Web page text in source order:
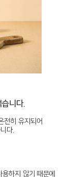
니다.
전히 유지되어
다.
하지 않기 때문에